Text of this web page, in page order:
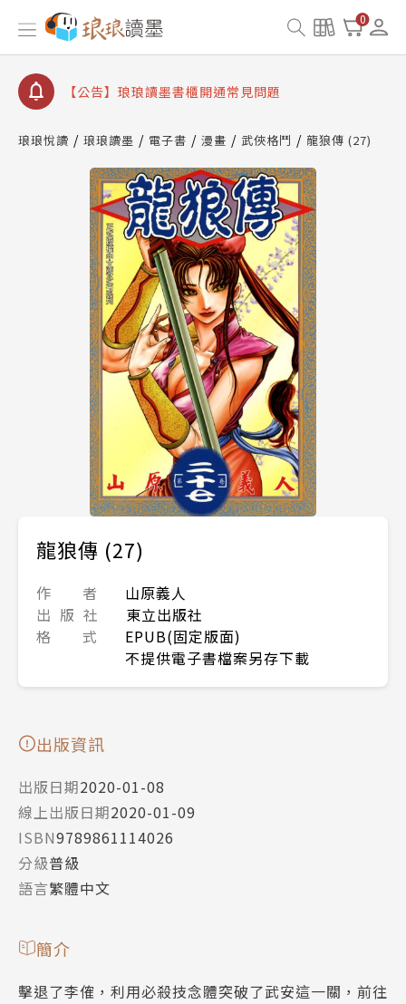
0
【公告】琅琅書店服務升級重要說明及資產合併結果
查詢
【公告】琅琅讀墨數位閱讀資產合併與書櫃開通申請
【公告】琅琅讀墨書櫃開通常見問題
請圖文教學
查詢
【公告】琅琅讀墨數位閱讀資產合併與書櫃開通申請
琅琅悅讀 琅琅讀墨 電子書 漫畫 武俠格鬥 龍狼傳 (27)
龍狼傳 (27)
作 者
山原義人
出 版 社
東立出版社
格 式
EPUB(固定版面)
不提供電子書檔案另存下載
出版資訊
出版日期2020-01-08
線上出版日期2020-01-09
ISBN9789861114026
分級普級
語言繁體中文
簡介
擊退了李傕，利用必殺技念體突破了武安這一關，前往